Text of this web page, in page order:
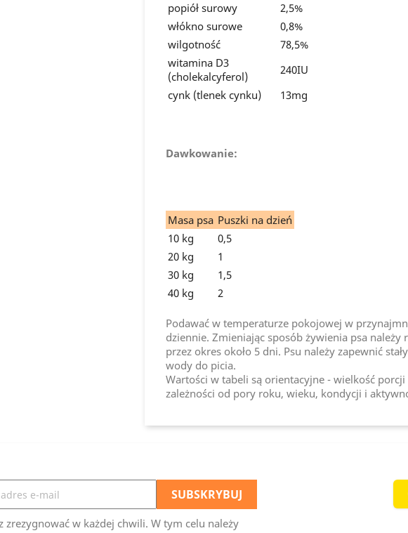
popiół surowy
2,5%
włókno surowe
0,8%
wilgotność
78,5%
witamina D3
(cholekalcyferol)
240IU
cynk (tlenek cynku)
13mg
Dawkowanie:
Masa psa Puszki na dzień
10 kg
0,5
20 kg
1
30 kg
1,5
40 kg
2
Podawać w temperaturze pokojowej w
dziennie. Zmieniając sposób żywienia psa
przez okres około 5 dni. Psu należy zapewnić
wody do picia.
Wartości w tabeli są orientacyjne - wielkość
zależności od pory roku, wieku, kondycji i
zrezygnować w każdej chwili. W tym celu należy